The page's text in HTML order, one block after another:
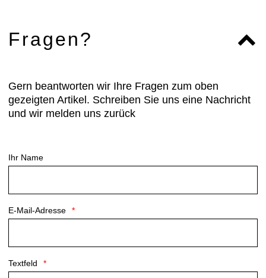
Fragen?
Gern beantworten wir Ihre Fragen zum oben
gezeigten Artikel. Schreiben Sie uns eine Nachricht
und wir melden uns zurück
Ihr Name
E-Mail-Adresse
Textfeld